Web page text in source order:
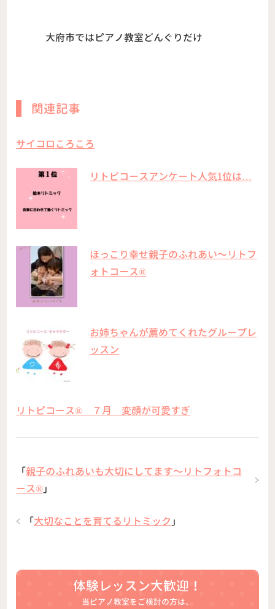
大府市ではピアノ教室どんぐりだけ
関連記事
サイコロころころ
リトピコースアンケート人気1位は…
ほっこり幸せ親子のふれあい〜リトフ
ォトコース®︎
お姉ちゃんが薦めてくれたグループレ
ッスン
リトピコース®️ ７月 変顔が可愛すぎ
「親子のふれあいも大切にしてます〜リトフォトコ
ース®︎」
「大切なことを育てるリトミック 」
体験レッスン大歓迎！
当ピアノ教室をご検討の方は、